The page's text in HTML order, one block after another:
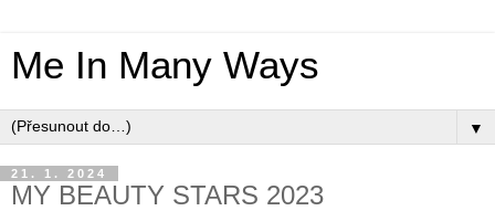
Me In Many Ways
▼
21. 1. 2024
MY BEAUTY STARS 2023